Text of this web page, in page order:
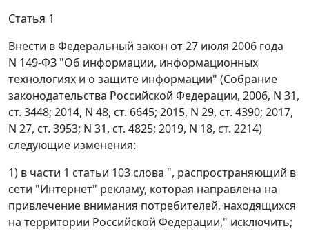
Статья 1
Внести в Федеральный закон от 27 июля 2006 года
N 149-ФЗ "Об информации, информационных
технологиях и о защите информации" (Собрание
законодательства Российской Федерации, 2006, N 31,
ст. 3448; 2014, N 48, ст. 6645; 2015, N 29, ст. 4390; 2017,
N 27, ст. 3953; N 31, ст. 4825; 2019, N 18, ст. 2214)
следующие изменения:
1) в части 1 статьи 103 слова ", распространяющий в
сети "Интернет" рекламу, которая направлена на
привлечение внимания потребителей, находящихся
на территории Российской Федерации," исключить;